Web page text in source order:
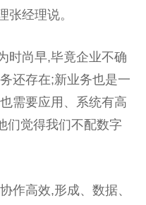
经理说。
时尚早,毕竟企业不确
还存在;新业务也是一
需要应用、系统有高
们觉得我们不配数字
作高效,形成、数据、